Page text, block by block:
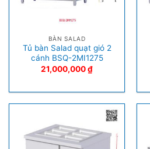
BÀN SALAD
Tủ bàn Salad quạt gió 2
cánh BSQ-2MI1275
21,000,000₫